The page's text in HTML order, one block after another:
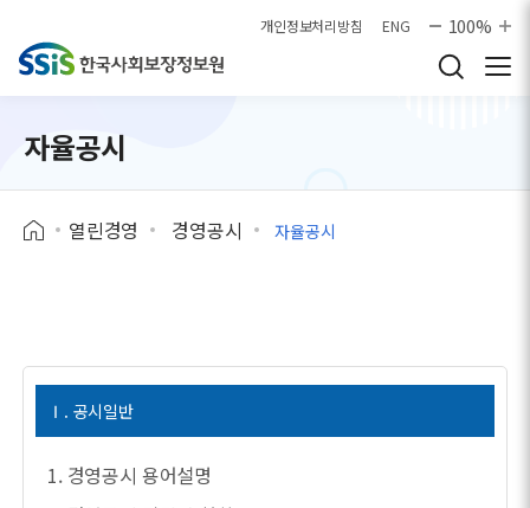
개인정보처리방침 ENG 100%
자율공시
열린경영 경영공시 자율공시
Ⅰ. 공시일반
1. 경영공시 용어설명